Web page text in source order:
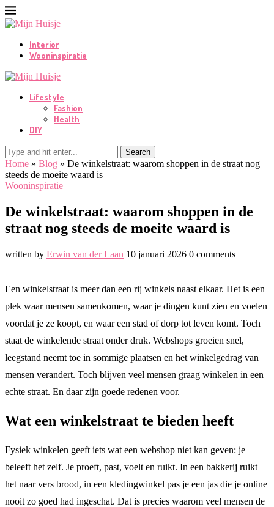
Interior
Wooninspiratie
Lifestyle
Fashion
Health
DIY
Search
Home » Blog » De winkelstraat: waarom shoppen in de straat nog
steeds de moeite waard is
Wooninspiratie
De winkelstraat: waarom shoppen in de
straat nog steeds de moeite waard is
written by Erwin van der Laan 10 januari 2026 0 comments
Een winkelstraat is meer dan een rij winkels naast elkaar. Het is een
plek waar mensen samenkomen, waar je dingen kunt zien en voelen
voordat je ze koopt, en waar een stad of dorp tot leven komt. Toch
staat de winkelende straat onder druk. Webshops groeien snel,
leegstand neemt toe in sommige plaatsen en het winkelgedrag van
mensen verandert. Toch blijven veel mensen graag winkelen in een
echte straat. En daar zijn goede redenen voor.
Wat een winkelstraat te bieden heeft
Fysiek winkelen geeft iets wat een webshop niet kan geven: je
beleeft het zelf. Je proeft, past, voelt en ruikt. In een bakkerij ruikt
het naar vers brood, in een kledingwinkel pas je een jas die je online
nooit zo goed had ingeschat. Dat is precies waarom veel mensen de